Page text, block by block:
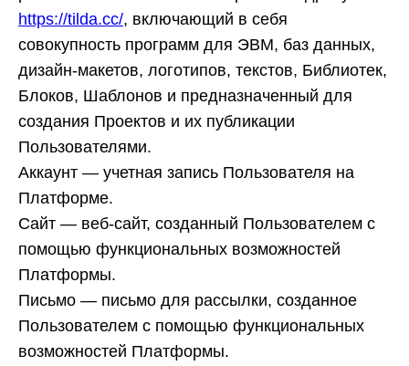
https://tilda.cc/, включающий в себя
совокупность программ для ЭВМ, баз данных,
дизайн-макетов, логотипов, текстов, Библиотек,
Блоков, Шаблонов и предназначенный для
создания Проектов и их публикации
Пользователями.
Аккаунт — учетная запись Пользователя на
Платформе.
Сайт — веб-сайт, созданный Пользователем с
помощью функциональных возможностей
Платформы.
Письмо — письмо для рассылки, созданное
Пользователем с помощью функциональных
возможностей Платформы.